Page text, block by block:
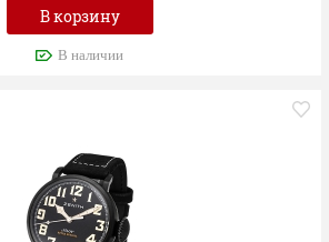
В корзину
В наличии